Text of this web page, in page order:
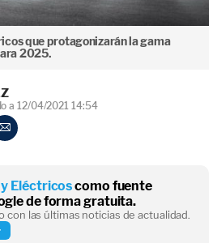
que protagonizarán la gama
2025.
a 12/04/2021 14:54
Eléctricoscomo fuente
de forma gratuita.
las últimas noticias de actualidad.